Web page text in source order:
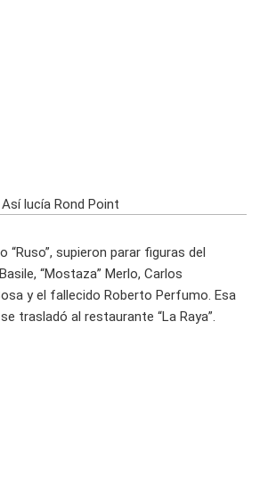
Así lucía Rond Point
“Ruso”, supieron parar figuras del
“Mostaza” Merlo, Carlos
y el fallecido Roberto Perfumo. Esa
trasladó al restaurante “La Raya”.